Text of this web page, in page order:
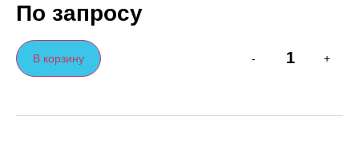
По запросу
- +
В корзину